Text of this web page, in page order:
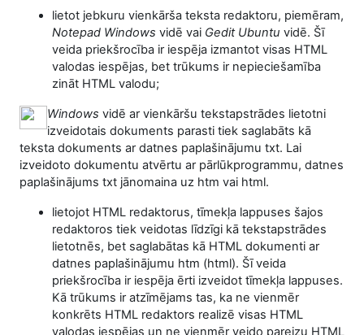
lietot jebkuru vienkārša teksta redaktoru, piemēram,
Notepad Windows vidē vai Gedit Ubuntu vidē. Šī
veida priekšrocība ir iespēja izmantot visas HTML
valodas iespējas, bet trūkums ir nepieciešamība
zināt HTML valodu;
Windows vidē ar vienkāršu tekstapstrādes lietotni
izveidotais dokuments parasti tiek saglabāts kā
teksta dokuments ar datnes paplašinājumu txt. Lai
izveidoto dokumentu atvērtu arpārlūkprogrammu, datnes
paplašinājums txt jānomaina uz htm vai html.
lietojot HTML redaktorus, tīmekļa lappuses šajos
redaktoros tiek veidotas līdzīgi kā tekstapstrādes
lietotnēs, bet saglabātas kā HTML dokumenti ar
datnes paplašinājumu htm (html). Šī veida
priekšrocība ir iespēja ērti izveidot tīmekļa lappuses.
Kā trūkums ir atzīmējams tas, ka ne vienmēr
konkrēts HTML redaktors realizē visas HTML
valodas iespējas un ne vienmēr veido pareizu HTML